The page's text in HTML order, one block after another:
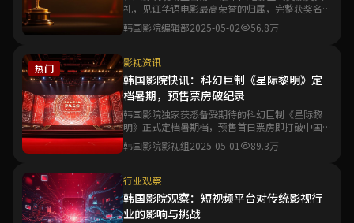
礼，见证华语电影最高荣誉的归属，完整获奖名单
与精彩瞬间一文尽览。
韩国影院编辑部2025-05-02 56.8万
热门 影视资讯
韩国影院快讯：科幻巨制《星际黎明》定
档暑期，预售票房破纪录
韩国影院独家获悉备受期待的科幻巨制《星际黎
明》正式定档暑期档，预售首日票房即打破中国科
幻电影预售纪录。
韩国影院影视组2025-05-01 89.3万
行业观察
韩国影院观察：短视频平台对传统影视行
业的影响与挑战